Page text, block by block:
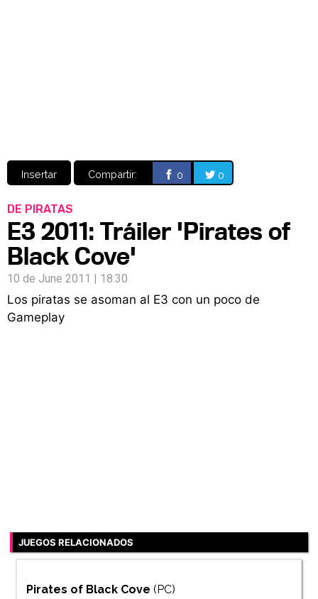
Insertar Compartir: 0 0
DE PIRATAS
E3 2011: Tráiler 'Pirates of
Black Cove'
10 de June 2011 | 18:30
Los piratas se asoman al E3 con un poco de
Gameplay
JUEGOS RELACIONADOS
Pirates of Black Cove (PC)